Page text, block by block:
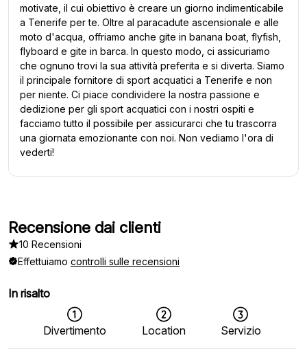
motivate, il cui obiettivo è creare un giorno indimenticabile
a Tenerife per te. Oltre al paracadute ascensionale e alle
moto d'acqua, offriamo anche gite in banana boat, flyfish,
flyboard e gite in barca. In questo modo, ci assicuriamo
che ognuno trovi la sua attività preferita e si diverta. Siamo
il principale fornitore di sport acquatici a Tenerife e non
per niente. Ci piace condividere la nostra passione e
dedizione per gli sport acquatici con i nostri ospiti e
facciamo tutto il possibile per assicurarci che tu trascorra
una giornata emozionante con noi. Non vediamo l'ora di
vederti!
Recensione dai clienti
10 Recensioni
Effettuiamo controlli sulle recensioni
In risalto
Divertimento Location
Servizio